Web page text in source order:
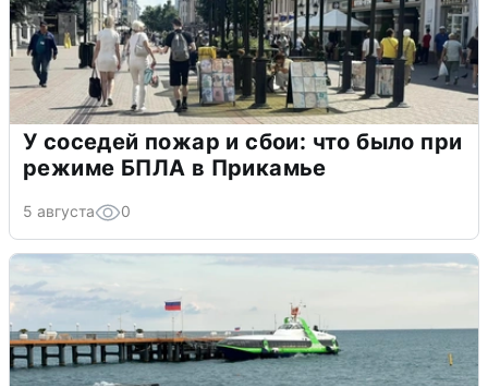
У соседей пожар и сбои: что было при
режиме БПЛА в Прикамье
5 августа 0